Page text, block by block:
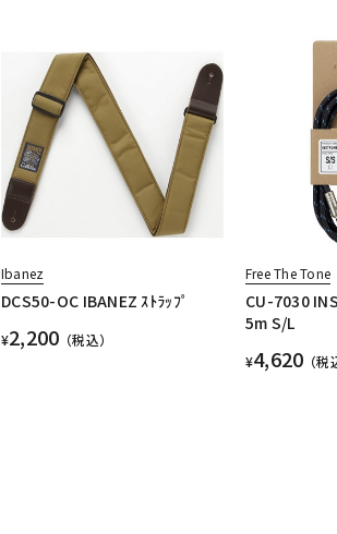
Ibanez
DCS50-OC IBANEZ ｽﾄﾗｯﾌﾟ
¥2,200 （税込）
Free The Tone
CU-7030
5m S/L
¥4,620 （税